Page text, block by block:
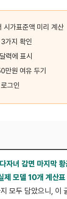
시가표준액 미리 계산
가지 확인
력에 표시
만원 여유 두기
그인
자녀 감면 마지막 황
제 모델 10개 계산
모두 담았으니, 이